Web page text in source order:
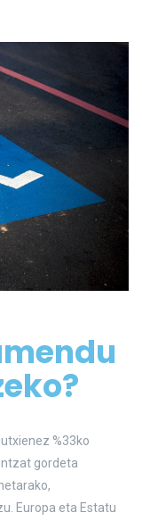
%33ko
gordeta
Europa eta Estatu